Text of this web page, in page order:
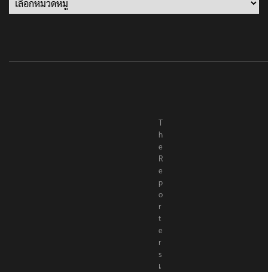
T
h
e
R
e
p
o
r
t
e
r
s
เ